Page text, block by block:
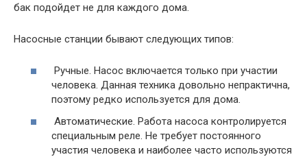
бак подойдет не для каждого дома.
Насосные станции бывают следующих типов:
Ручные. Насос включается только при участии
человека. Данная техника довольно непрактична,
поэтому редко используется для дома.
Автоматические. Работа насоса контролируется
специальным реле. Не требует постоянного
участия человека и наиболее часто используются